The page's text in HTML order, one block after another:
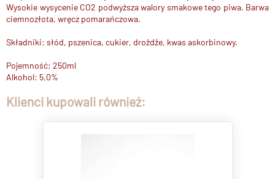
Wysokie wysycenie CO2 podwyższa walory smakowe tego piwa. Barwa
ciemnozłota, wręcz pomarańczowa.
Składniki: słód, pszenica, cukier, drożdże, kwas askorbinowy.
Pojemność: 250ml
Alkohol: 5,0%
Klienci kupowali również: